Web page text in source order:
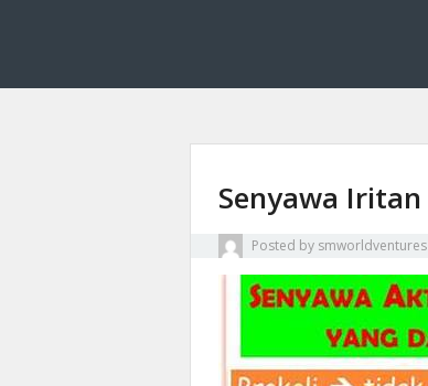
Senyawa Iritan
Posted by smworldventures